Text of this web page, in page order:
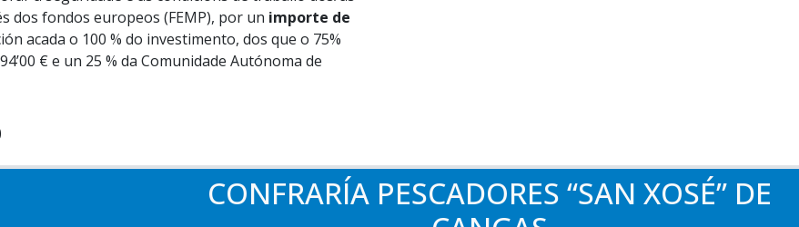
dos fondos europeos (FEMP), por un importe de
acada o 100 % do investimento, dos que o 75%
€ e un 25 % da Comunidade Autónoma de
CONFRARÍA PESCADORES “SAN XOSÉ” DE